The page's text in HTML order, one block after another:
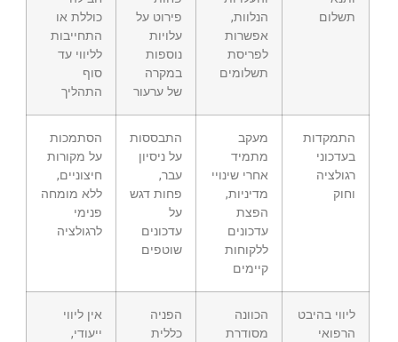
תשלום
הנלוות,
אפשרות
לפריסת
תשלומים
פירוט על
עלויות
נוספות
במקרה
של ערעור
כוללת או
התחייבות
לליווי עד
סוף
התהליך
התמקדות
בעדכוני
רגולציה
וחוק
מעקב
מתמיד
אחרי שינויי
מדיניות,
הפצת
עדכונים
ללקוחות
קיימים
התבססות
על ניסיון
עבר,
פחות דגש
על
עדכונים
שוטפים
הסתמכות
על מקורות
חיצוניים,
ללא מומחה
פנימי
לרגולציה
ליווי בהיבט
הרפואי
הכוונה
מסודרת
הפניה
כללית
אין ליווי
ייעודי,